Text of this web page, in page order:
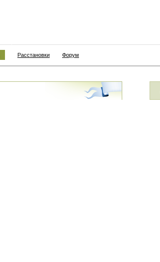
Расстановки Форум